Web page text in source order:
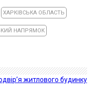
ХАРКІВСЬКА ОБЛАСТЬ
НАПРЯМОК
житлового будинку